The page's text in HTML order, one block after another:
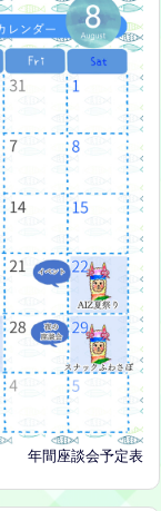
年間座談会予定表